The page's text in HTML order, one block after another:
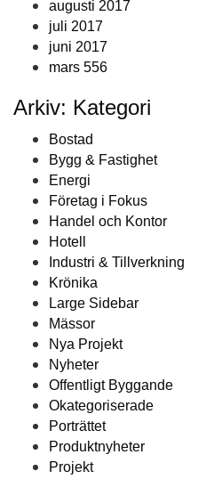
augusti 2017
juli 2017
juni 2017
mars 556
Arkiv: Kategori
Bostad
Bygg & Fastighet
Energi
Företag i Fokus
Handel och Kontor
Hotell
Industri & Tillverkning
Krönika
Large Sidebar
Mässor
Nya Projekt
Nyheter
Offentligt Byggande
Okategoriserade
Porträttet
Produktnyheter
Projekt